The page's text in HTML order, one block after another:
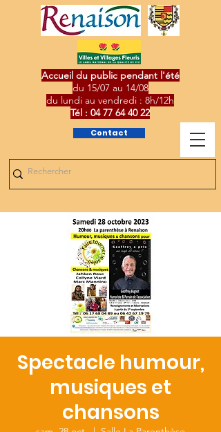
Contact
Accueil du public pendant l'été
du 15/07 au 14/08
du lundi au vendredi : 8h/12h
Tél : 04 77 64 40 22
Spectacle humour,
musiques et
chansons